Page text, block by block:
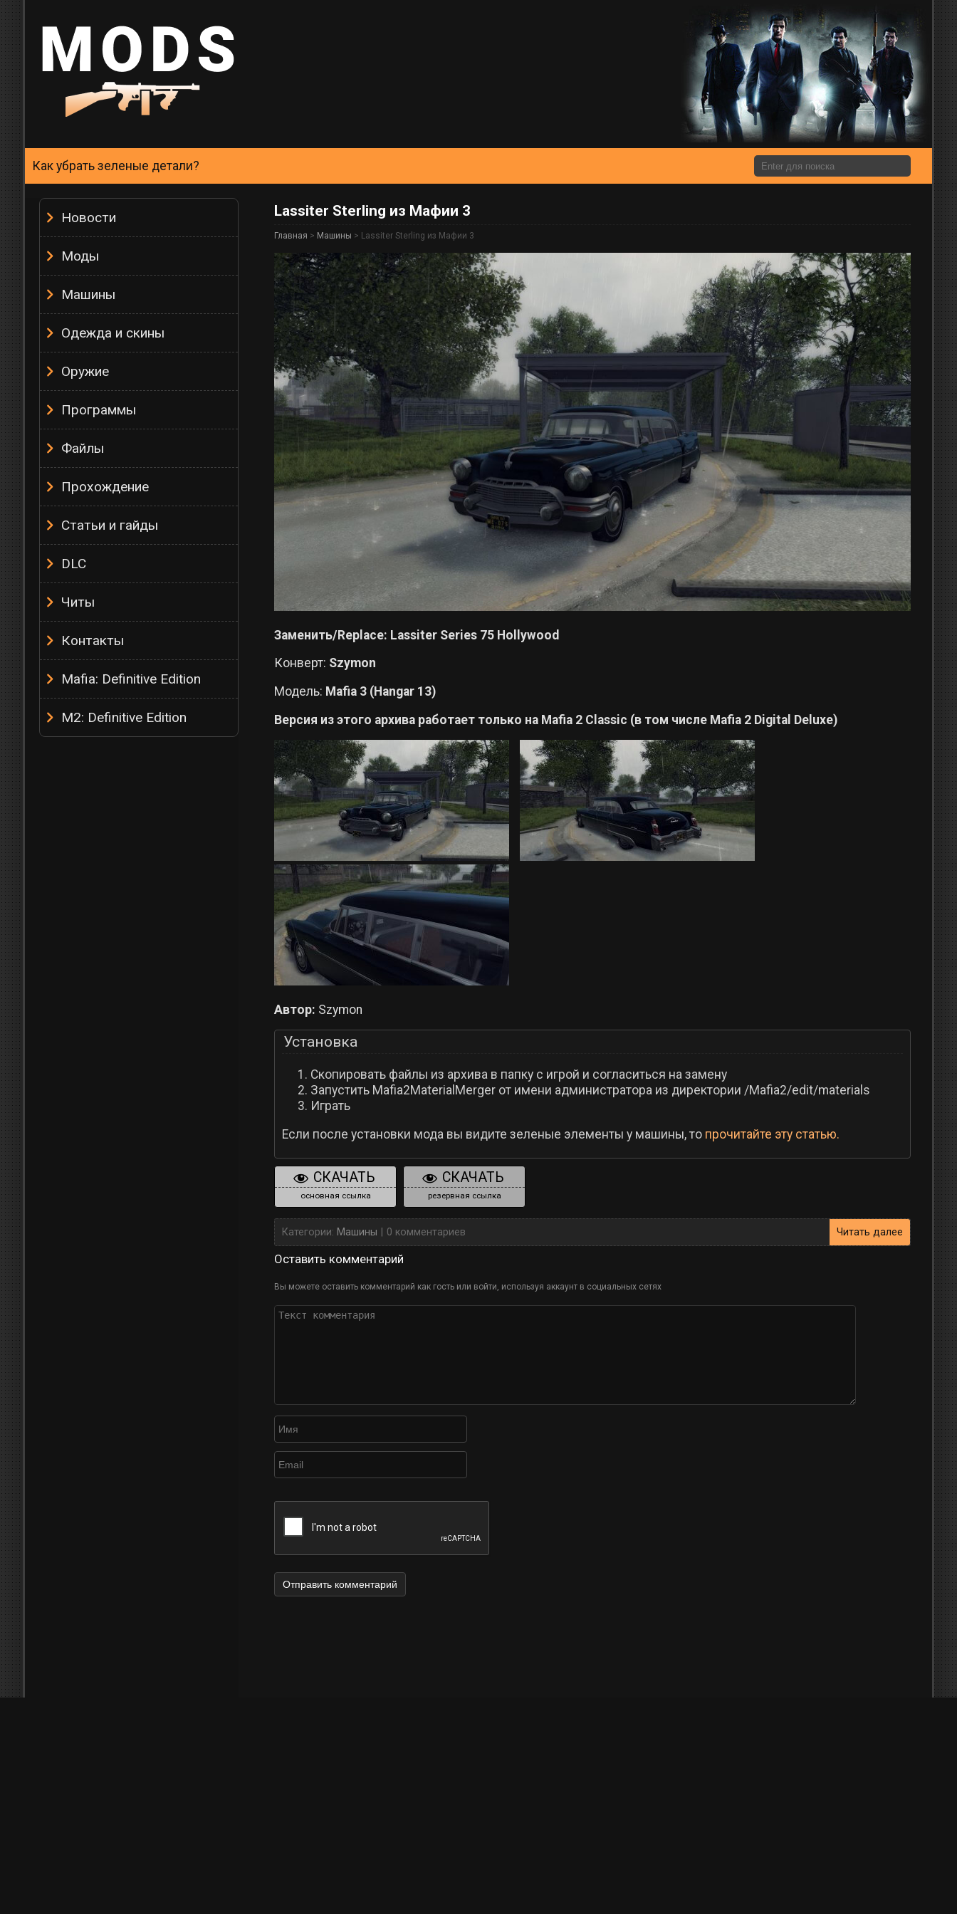
Как убрать зеленые детали?
Новости
Моды
Машины
Одежда и скины
Оружие
Программы
Файлы
Прохождение
Статьи и гайды
DLC
Читы
Контакты
Mafia: Definitive Edition
M2: Definitive Edition
Lassiter Sterling из Мафии 3
Главная > Машины > Lassiter Sterling из Мафии 3
Заменить/Replace: Lassiter Series 75 Hollywood
Конверт: Szymon
Модель: Mafia 3 (Hangar 13)
Версия из этого архива работает только на Mafia 2 Classic (в том числе Mafia 2 Digital Deluxe)
Автор: Szymon
Установка
Скопировать файлы из архива в папку с игрой и согласиться на замену
Запустить Mafia2MaterialMerger от имени администратора из директории /Mafia2/edit/materials
Играть
Если после установки мода вы видите зеленые элементы у машины, то прочитайте эту статью.
СКАЧАТЬ
основная ссылка
СКАЧАТЬ
резервная ссылка
Категории: Машины 0 комментариев Читать далее
Оставить комментарий
Вы можете оставить комментарий как гость или войти, используя аккаунт в социальных сетях